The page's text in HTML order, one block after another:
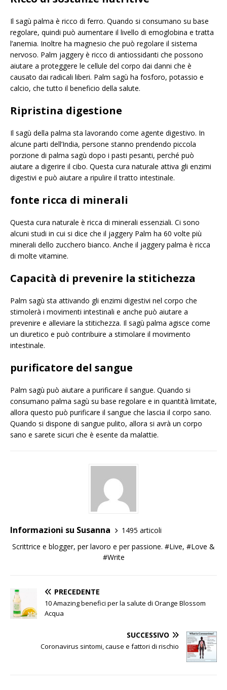
Il sagù palma è ricco di ferro. Quando si consumano su base
regolare, quindi può aumentare il livello di emoglobina e tratta
l’anemia. Inoltre ha magnesio che può regolare il sistema
nervoso. Palm jaggery è ricco di antiossidanti che possono
aiutare a proteggere le cellule del corpo dai danni che è
causato dai radicali liberi. Palm sagù ha fosforo, potassio e
calcio, che tutto il beneficio della salute.
Ripristina digestione
Il sagù della palma sta lavorando come agente digestivo. In
alcune parti dell’India, persone stanno prendendo piccola
porzione di palma sagù dopo i pasti pesanti, perché può
aiutare a digerire il cibo. Questa cura naturale attiva gli enzimi
digestivi e può aiutare a ripulire il tratto intestinale.
fonte ricca di minerali
Questa cura naturale è ricca di minerali essenziali. Ci sono
alcuni studi in cui si dice che il jaggery Palm ha 60 volte più
minerali dello zucchero bianco. Anche il jaggery palma è ricca
di molte vitamine.
Capacità di prevenire la stitichezza
Palm sagù sta attivando gli enzimi digestivi nel corpo che
stimolerà i movimenti intestinali e anche può aiutare a
prevenire e alleviare la stitichezza. Il sagù palma agisce come
un diuretico e può contribuire a stimolare il movimento
intestinale.
purificatore del sangue
Palm sagù può aiutare a purificare il sangue. Quando si
consumano palma sagù su base regolare e in quantità limitate,
allora questo può purificare il sangue che lascia il corpo sano.
Quando si dispone di sangue pulito, allora si avrà un corpo
sano e sarete sicuri che è esente da malattie.
Informazioni su Susanna
1495 articoli
Scrittrice e blogger, per lavoro e per passione. #Live, #Love &
#Write
PRECEDENTE
10 Amazing benefici per la salute di Orange Blossom
Acqua
SUCCESSIVO
Coronavirus sintomi, cause e fattori di rischio